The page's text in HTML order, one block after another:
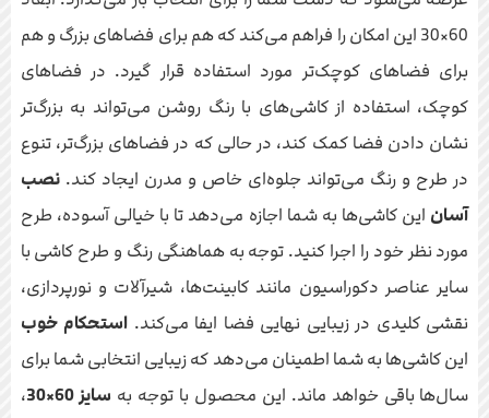
60×30 این امکان را فراهم می‌کند که هم برای فضاهای بزرگ و هم
برای فضاهای کوچک‌تر مورد استفاده قرار گیرد. در فضاهای
کوچک، استفاده از کاشی‌های با رنگ روشن می‌تواند به بزرگ‌تر
نشان دادن فضا کمک کند، در حالی که در فضاهای بزرگ‌تر، تنوع
در طرح و رنگ می‌تواند جلوه‌ای خاص و مدرن ایجاد کند.نصب
آسان این کاشی‌ها به شما اجازه می‌دهد تا با خیالی آسوده، طرح
مورد نظر خود را اجرا کنید. توجه به هماهنگی رنگ و طرح کاشی با
سایر عناصر دکوراسیون مانند کابینت‌ها، شیرآلات و نورپردازی،
نقشی کلیدی در زیبایی نهایی فضا ایفا می‌کند. استحکام خوب
این کاشی‌ها به شما اطمینان می‌دهد که زیبایی انتخابی شما برای
سال‌ها باقی خواهد ماند. این محصول با توجه به سایز 60×30
،